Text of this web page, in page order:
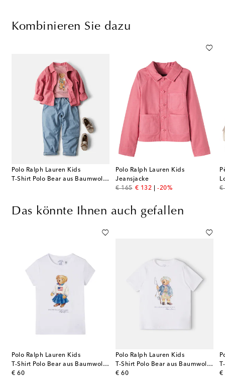
Kombinieren Sie dazu
Polo Ralph Lauren Kids
T-Shirt Polo Bear aus Baumwoll-Jersey
Polo Ralph Lauren Kids
Jeansjacke
€ 165
original price
€ 132
discount price
-20%
€
Das könnte Ihnen auch gefallen
Polo Ralph Lauren Kids
T-Shirt Polo Bear aus Baumwoll-Jersey
€ 60
original price
Polo Ralph Lauren Kids
T-Shirt Polo Bear aus Baumwoll-Jersey
€ 60
original price €